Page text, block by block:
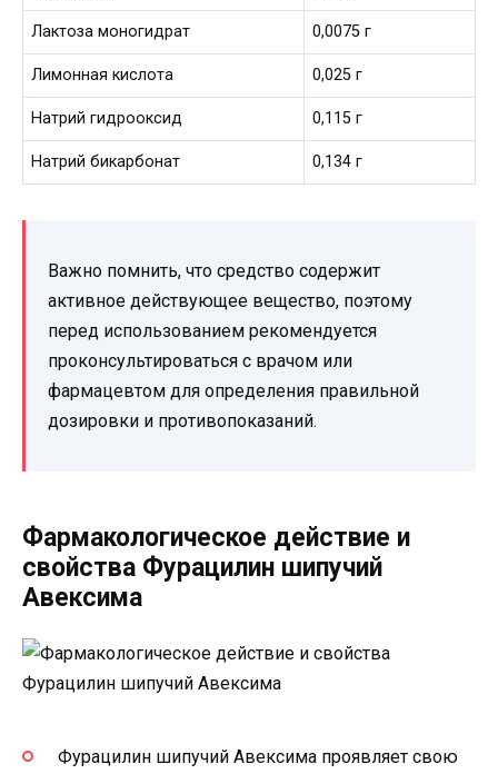
Лактоза моногидрат 0,0075 г
Лимонная кислота 0,025 г
Натрий гидрооксид 0,115 г
Натрий бикарбонат 0,134 г
Важно помнить, что средство содержит
активное действующее вещество, поэтому
перед использованием рекомендуется
проконсультироваться с врачом или
фармацевтом для определения правильной
дозировки и противопоказаний.
Фармакологическое действие и
свойства Фурацилин шипучий
Авексима
Фурацилин шипучий Авексима проявляет свою